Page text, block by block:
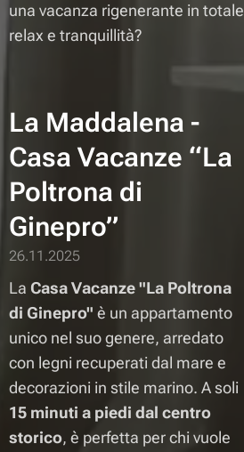
una vacanza rigenerante in totale
relax e tranquillità?
La Maddalena -
Casa Vacanze “La
Poltrona di
Ginepro”
26.11.2025
La Casa Vacanze "La Poltrona
di Ginepro" è un appartamento
unico nel suo genere, arredato
con legni recuperati dal mare e
decorazioni in stile marino. A soli
15 minuti a piedi dal centro
storico, è perfetta per chi vuole